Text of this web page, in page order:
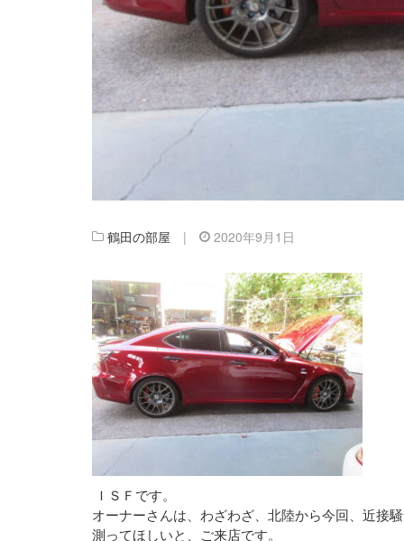
鶴田の部屋 | 2020年9月1日
ＩＳＦです。
オーナーさんは、わざわざ、北陸から今回、近接
測ってほしいと、ご来店です。